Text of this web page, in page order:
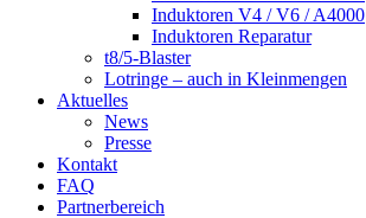
Induktoren V4 / V6 / A4000
Induktoren Reparatur
t8/5-Blaster
Lotringe – auch in Kleinmengen
Aktuelles
News
Presse
Kontakt
FAQ
Partnerbereich